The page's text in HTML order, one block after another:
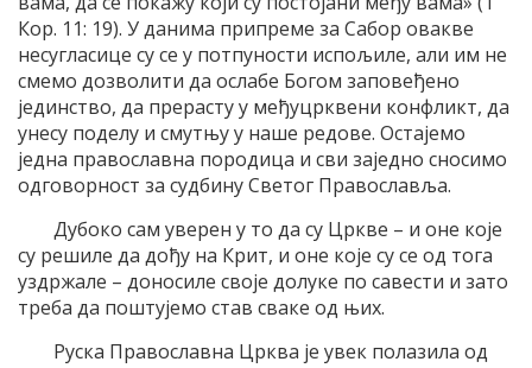
Кор. 11: 19). У данима припреме за Сабор овакве
несугласице су се у потпуности испољиле, али им не
смемо дозволити да ослабе Богом заповеђено
јединство, да прерасту у међуцрквени конфликт, да
унесу поделу и смутњу у наше редове. Остајемо
једна православна породица и сви заједно сносимо
одговорност за судбину Светог Православља.
Дубоко сам уверен у то да су Цркве – и оне које
су решиле да дођу на Крит, и оне које су се од тога
уздржале – доносиле своје долуке по савести и зато
треба да поштујемо став сваке од њих.
Руска Православна Црква је увек полазила од